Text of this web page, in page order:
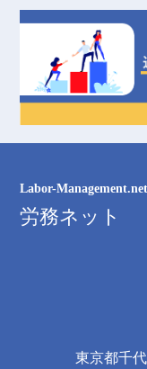
Labor-Management.net
労務ネット
東京都千